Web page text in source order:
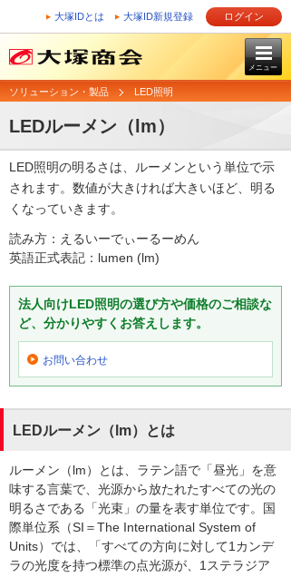
大塚IDとは 大塚ID新規登録 ログイン
メニュー
ソリューション・製品 LED照明
LEDルーメン（lm）
LED照明の明るさは、ルーメンという単位で示
されます。数値が大きければ大きいほど、明る
くなっていきます。
読み方：えるいーでぃーるーめん
英語正式表記：lumen (lm)
法人向けLED照明の選び方や価格のご相談な
ど、分かりやすくお答えします。
お問い合わせ
LEDルーメン（lm）とは
ルーメン（lm）とは、ラテン語で「昼光」を意
味する言葉で、光源から放たれたすべての光の
明るさである「光束」の量を表す単位です。国
際単位系（SI＝The International System of
Units）では、「すべての方向に対して1カンデ
ラの光度を持つ標準の点光源が、1ステラジア